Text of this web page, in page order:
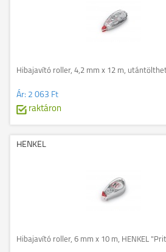
Hibajavító roller, 4,2 mm x 12 m,
Ár: 2 063 Ft
raktáron
HENKEL
Hibajavító roller, 6 mm x 10 m, HENKEL